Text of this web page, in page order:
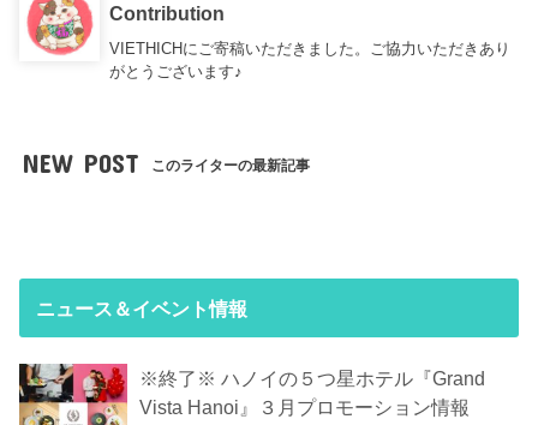
Contribution
VIETHICHにご寄稿いただきました。ご協力いただきあり
がとうございます♪
NEW POST このライターの最新記事
ニュース＆イベント情報
※終了※ ハノイの５つ星ホテル『Grand
Vista Hanoi』３月プロモーション情報